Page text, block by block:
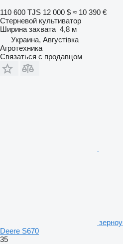
110 600 TJS 12 000 $ ≈ 10 390 €
Стерневой культиватор
Ширина захвата 4,8 м
Украина, Августівка
Агротехника
Связаться с продавцом
Deere S670
35